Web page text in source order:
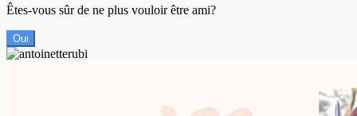
Êtes-vous sûr de ne plus vouloir être ami?
Oui